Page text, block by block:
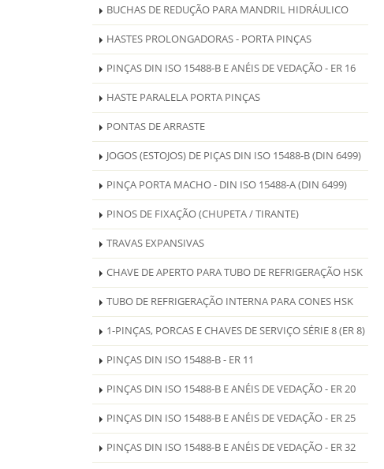
BUCHAS DE REDUÇÃO PARA MANDRIL HIDRÁULICO
HASTES PROLONGADORAS - PORTA PINÇAS
PINÇAS DIN ISO 15488-B E ANÉIS DE VEDAÇÃO - ER 16
HASTE PARALELA PORTA PINÇAS
PONTAS DE ARRASTE
JOGOS (ESTOJOS) DE PIÇAS DIN ISO 15488-B (DIN 6499)
PINÇA PORTA MACHO - DIN ISO 15488-A (DIN 6499)
PINOS DE FIXAÇÃO (CHUPETA / TIRANTE)
TRAVAS EXPANSIVAS
CHAVE DE APERTO PARA TUBO DE REFRIGERAÇÃO HSK
TUBO DE REFRIGERAÇÃO INTERNA PARA CONES HSK
1-PINÇAS, PORCAS E CHAVES DE SERVIÇO SÉRIE 8 (ER 8)
PINÇAS DIN ISO 15488-B - ER 11
PINÇAS DIN ISO 15488-B E ANÉIS DE VEDAÇÃO - ER 20
PINÇAS DIN ISO 15488-B E ANÉIS DE VEDAÇÃO - ER 25
PINÇAS DIN ISO 15488-B E ANÉIS DE VEDAÇÃO - ER 32